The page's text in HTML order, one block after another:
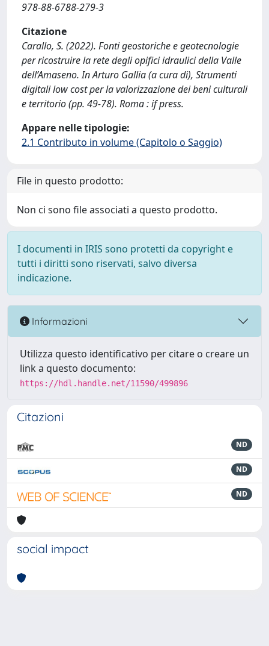
978-88-6788-279-3
Citazione
Carallo, S. (2022). Fonti geostoriche e geotecnologie
per ricostruire la rete degli opifici idraulici della Valle
dell’Amaseno. In Arturo Gallia (a cura di), Strumenti
digitali low cost per la valorizzazione dei beni culturali
e territorio (pp. 49-78). Roma : if press.
Appare nelle tipologie:
2.1 Contributo in volume (Capitolo o Saggio)
File in questo prodotto:
Non ci sono file associati a questo prodotto.
I documenti in IRIS sono protetti da copyright e
tutti i diritti sono riservati, salvo diversa
indicazione.
Informazioni
Utilizza questo identificativo per citare o creare un
link a questo documento:
https://hdl.handle.net/11590/499896
Citazioni
ND
ND
ND
social impact